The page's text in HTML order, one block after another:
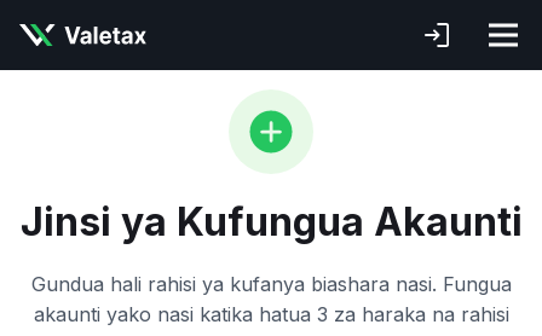
Jinsi ya Kufungua Akaunti
Gundua hali rahisi ya kufanya biashara nasi. Fungua
akaunti yako nasi katika hatua 3 za haraka na rahisi